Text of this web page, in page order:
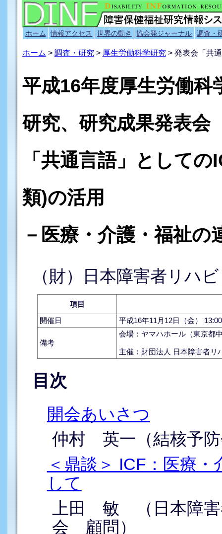
ホーム 情報アクセス 世界の動き 協会発ジャーナル 調査・
ホーム > 調査・研究 > 厚生労働科学研究 > 発表会「共
平成16年度厚生労働科
研究、研究成果発表会
「共通言語」として
類)の活用
－医療・介護・福祉
（財）日本障害者リハ
項目
開催日
平成16年11月12日（金）
備考
会場：ヤマハホール（東京都
主催：財団法人 日本障害者リ
目次
開会あいさつ
仲村 英一（結核予
＜鼎談＞ ICF：医療
して
上田 敏 （日本障害
会 顧問）